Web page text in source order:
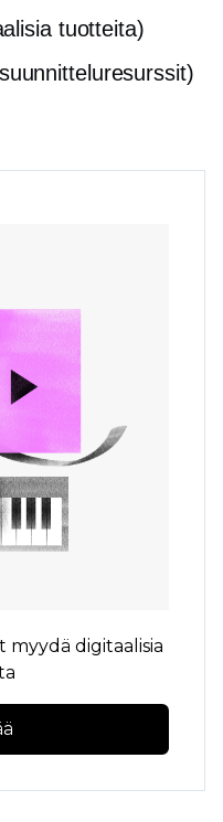
tuotteita)
myydä digitaalisia